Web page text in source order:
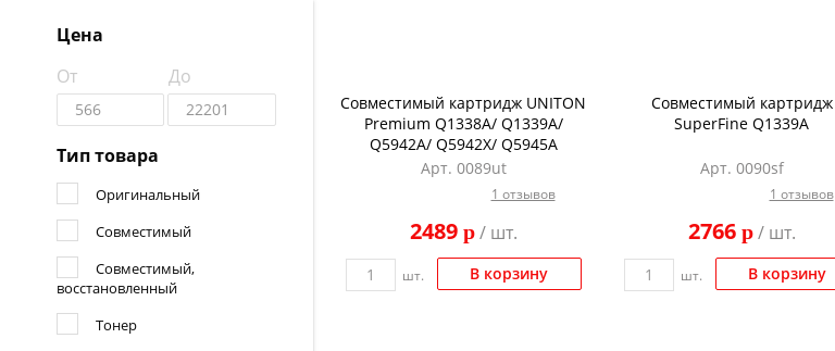
Toshiba
Xerox
Тонер и девелопер
Цена
От
До
Тип товара
Оригинальный
Совместимый
Совместимый,
восстановленный
Тонер
Совместимый картридж UNITON
Premium Q1338A/ Q1339A/
Q5942A/ Q5942X/ Q5945A
Арт. 0089ut
1 отзывов
2489 p/ шт.
шт. В корзину
Совместимый картридж
SuperFine Q1339A
Арт. 0090sf
1 отзывов
2766 p/ шт.
шт. В корзину